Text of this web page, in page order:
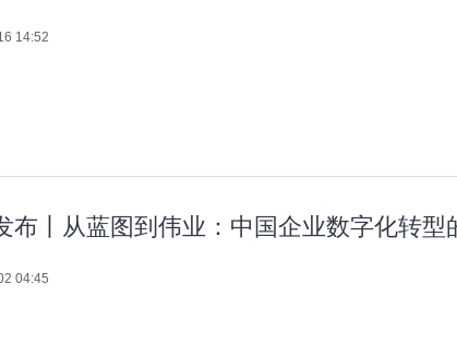
14:52
布丨从蓝图到伟业：中国企业数字化转型
04:45